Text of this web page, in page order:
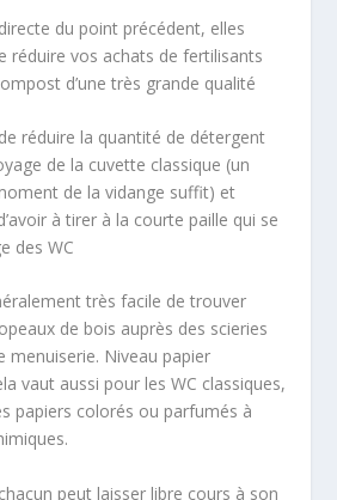
du point précédent, elles
réduire vos achats de fertilisants
d’une très grande qualité
réduire la quantité de détergent
de la cuvette classique (un
de la vidange suffit) et
à tirer à la courte paille qui se
des WC
très facile de trouver
de bois auprès des scieries
menuiserie. Niveau papier
vaut aussi pour les WC classiques,
papiers colorés ou parfumés à
peut laisser libre cours à son